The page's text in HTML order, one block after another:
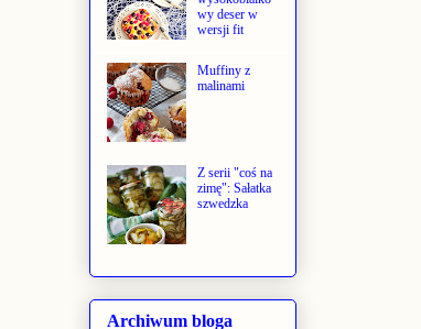
wy deser w
wersji fit
Muffiny z
malinami
Z serii "coś na
zimę": Sałatka
szwedzka
Archiwum bloga